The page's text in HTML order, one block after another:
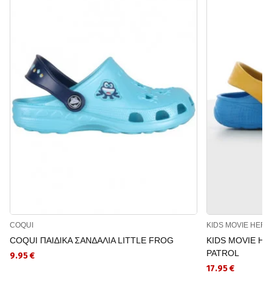
COQUI
COQUI ΠΑΙΔΙΚΑ ΣΑΝΔΑΛΙΑ LITTLE FROG
9.95 €
KIDS MOVIE
KIDS MOVIE
PATROL
17.95 €